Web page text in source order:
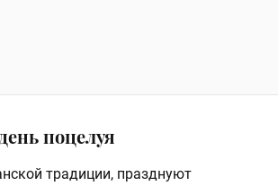
поцелуя
традиции, празднуют